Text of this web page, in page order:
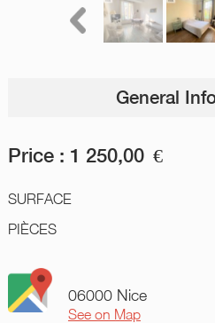
General
Price : 1 250,00 €
SURFACE
PIÈCES
06000 Nice
See on Map